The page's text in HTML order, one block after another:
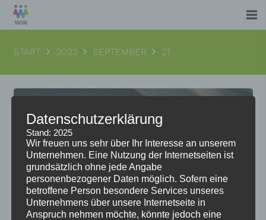
START 2023 SEPTEMBER 21
Datenschutzerklärung
Stand: 2025
Wir freuen uns sehr über Ihr Interesse an unserem
Unternehmen. Eine Nutzung der Internetseiten ist
grundsätzlich ohne jede Angabe
personenbezogener Daten möglich. Sofern eine
betroffene Person besondere Services unseres
Unternehmens über unsere Internetseite in
Anspruch nehmen möchte, könnte jedoch eine